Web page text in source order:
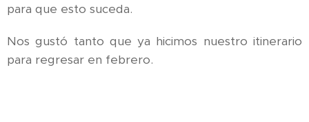
para que esto suceda.
Nos gustó tanto que ya hicimos nuestro itinerario
para regresar en febrero.